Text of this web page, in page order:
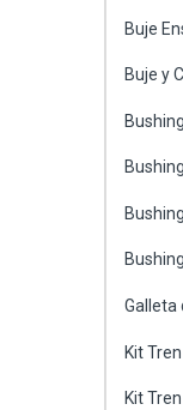
Buje
Buje y
Galleta
Kit
Kit